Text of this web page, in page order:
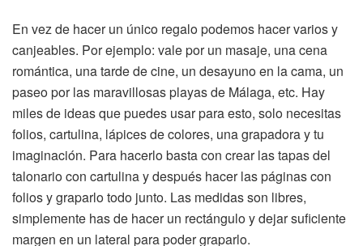
En vez de hacer un único regalo podemos hacer varios y
canjeables. Por ejemplo: vale por un masaje, una cena
romántica, una tarde de cine, un desayuno en la cama, un
paseo por las maravillosas playas de Málaga, etc. Hay
miles de ideas que puedes usar para esto, solo necesitas
folios, cartulina, lápices de colores, una grapadora y tu
imaginación. Para hacerlo basta con crear las tapas del
talonario con cartulina y después hacer las páginas con
folios y graparlo todo junto. Las medidas son libres,
simplemente has de hacer un rectángulo y dejar suficiente
margen en un lateral para poder graparlo.